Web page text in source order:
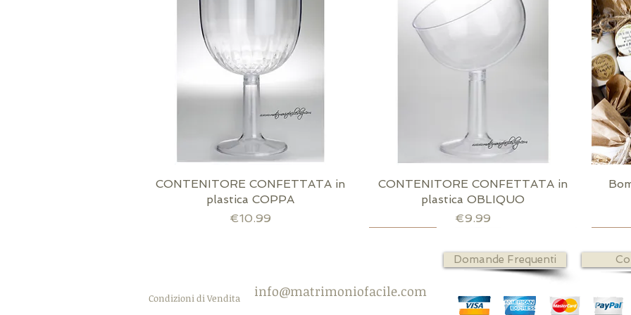
Quick View
CONTENITORE CONFETTATA in
plastica COPPA
Price
€10.99
Quick View
CONTENITORE CONFETTATA in
plastica OBLIQUO
Price
€9.99
Domande Frequenti
Condizioni di Vendita info@matrimoniofacile.com